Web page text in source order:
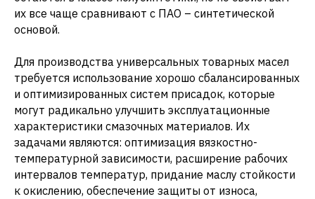
их все чаще сравнивают с ПАО – синтетической
основой.
Для производства универсальных товарных масел
требуется использование хорошо сбалансированных
и оптимизированных систем присадок, которые
могут радикально улучшить эксплуатационные
характеристики смазочных материалов. Их
задачами являются: оптимизация вязкостно-
температурной зависимости, расширение рабочих
интервалов температур, придание маслу стойкости
к окислению, обеспечение защиты от износа,